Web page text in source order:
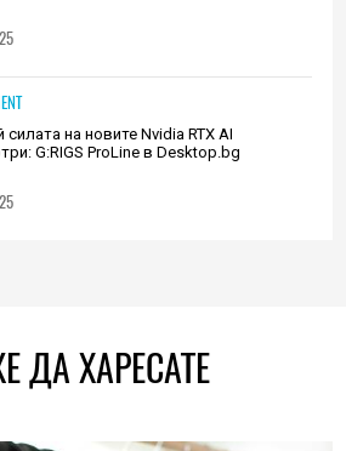
силата на новите Nvidia RTX AI
G:RIGS ProLine в Desktop.bg
ДА ХАРЕСАТЕ